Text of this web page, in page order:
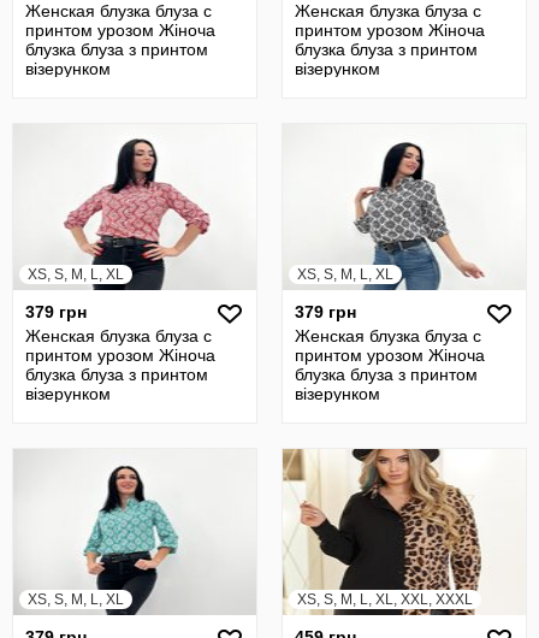
Женская блузка блуза с
принтом урозом Жіноча
блузка блуза з принтом
візерунком
Женская блузка блуза с
принтом урозом Жіноча
блузка блуза з принтом
візерунком
XS, S, M, L, XL
379 грн
Женская блузка блуза с
принтом урозом Жіноча
блузка блуза з принтом
візерунком
XS, S, M, L, XL
379 грн
Женская блузка блуза с
принтом урозом Жіноча
блузка блуза з принтом
візерунком
XS, S, M, L, XL XS, S, M, L, XL, XXL, XXXL